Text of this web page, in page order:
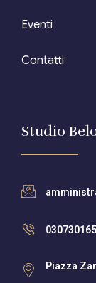
Eventi
Contatti
Studio
Piazza